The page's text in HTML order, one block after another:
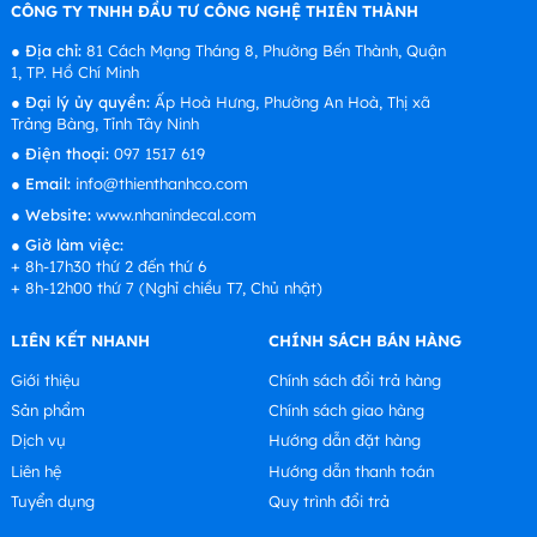
CÔNG TY TNHH ĐẦU TƯ CÔNG NGHỆ THIÊN THÀNH
● Địa chỉ:81 Cách Mạng Tháng 8, Phường Bến Thành, Quận
1, TP. Hồ Chí Minh
● Đại lý ủy quyền:Ấp Hoà Hưng, Phường An Hoà, Thị xã
Trảng Bàng, Tỉnh Tây Ninh
● Điện thoại: 097 1517 619
● Email: info@thienthanhco.com
● Website:www.nhanindecal.com
● Giờ làm việc:
+ 8h-17h30 thứ 2 đến thứ 6
+ 8h-12h00 thứ 7 (Nghỉ chiều T7, Chủ nhật)
LIÊN KẾT NHANH
Giới thiệu
Sản phẩm
Dịch vụ
Liên hệ
Tuyển dụng
CHÍNH SÁCH BÁN HÀNG
Chính sách đổi trả hàng
Chính sách giao hàng
Hướng dẫn đặt hàng
Hướng dẫn thanh toán
Quy trình đổi trả